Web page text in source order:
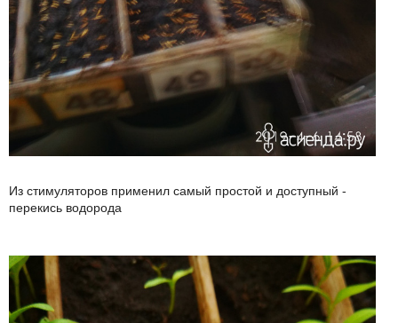
Из стимуляторов применил самый простой и доступный -
перекись водорода